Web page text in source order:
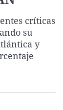
viajera
el perro y el
de
Viuda
críticas
su
y